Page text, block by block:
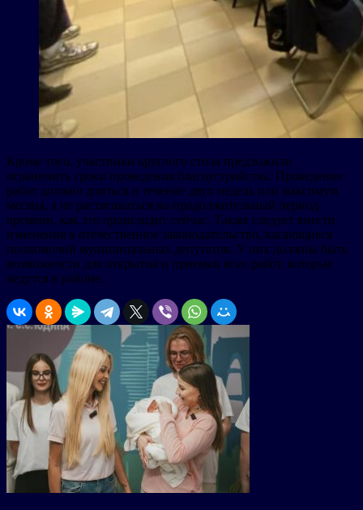
Кроме того, участники круглого стола предложили
ограничить сроки проведения благоустройства. Проведение
работ должно длиться в течение двух недель или максимум
месяца, а не растягиваться на продолжительный период
времени, как это происходит сейчас. Также следует внести
изменения в отечественное законодательство, касающиеся
полномочий муниципальных депутатов. У них должны быть
возможности для открытия и приемки всех работ, которые
ведутся в районе.